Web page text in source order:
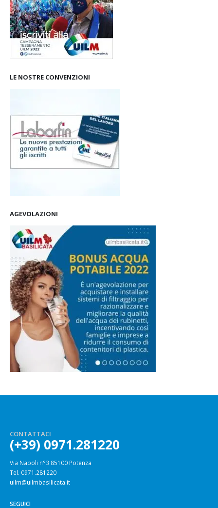
LE NOSTRE CONVENZIONI
AGEVOLAZIONI
CONTATTACI
(+39) 0971.281220
Via Napoli n°3 85100 Potenza
Tel. 0971.281220
uilm@uilmbasilicata.it
SEGUICI